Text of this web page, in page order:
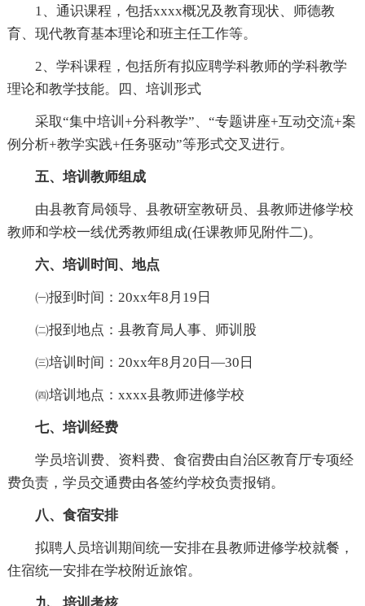
1、通识课程，包括xxxx概况及教育现状、师德教
育、现代教育基本理论和班主任工作等。
2、学科课程，包括所有拟应聘学科教师的学科教学
理论和教学技能。四、培训形式
采取“集中培训+分科教学”、“专题讲座+互动交流+案
例分析+教学实践+任务驱动”等形式交叉进行。
五、培训教师组成
由县教育局领导、县教研室教研员、县教师进修学校
教师和学校一线优秀教师组成(任课教师见附件二)。
六、培训时间、地点
㈠报到时间：20xx年8月19日
㈡报到地点：县教育局人事、师训股
㈢培训时间：20xx年8月20日—30日
㈣培训地点：xxxx县教师进修学校
七、培训经费
学员培训费、资料费、食宿费由自治区教育厅专项经
费负责，学员交通费由各签约学校负责报销。
八、食宿安排
拟聘人员培训期间统一安排在县教师进修学校就餐，
住宿统一安排在学校附近旅馆。
九、培训考核